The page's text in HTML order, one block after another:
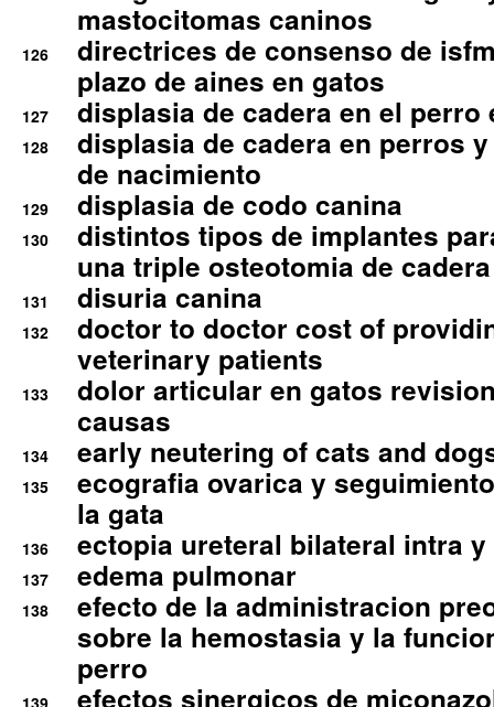
mastocitomas caninos
126
directrices de consenso de
plazo de aines en gatos
127 displasia de cadera en el perro
128
displasia de cadera en perros
de nacimiento
129 displasia de codo canina
130
distintos tipos de implantes
una triple osteotomia de cadera
131 disuria canina
132
doctor to doctor cost of
veterinary patients
133
dolor articular en gatos
causas
134 early neutering of cats and
135
ecografia ovarica y
la gata
136 ectopia ureteral bilateral intra
137 edema pulmonar
138
efecto de la administracion
sobre la hemostasia y la
perro
efectos sinergicos de